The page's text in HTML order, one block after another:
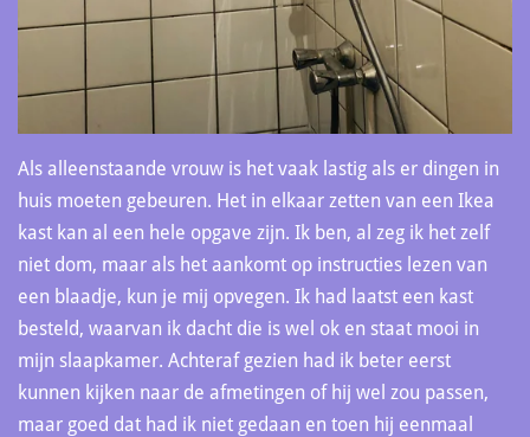
Als alleenstaande vrouw is het vaak lastig als er dingen in
huis moeten gebeuren. Het in elkaar zetten van een Ikea
kast kan al een hele opgave zijn. Ik ben, al zeg ik het zelf
niet dom, maar als het aankomt op instructies lezen van
een blaadje, kun je mij opvegen. Ik had laatst een kast
besteld, waarvan ik dacht die is wel ok en staat mooi in
mijn slaapkamer. Achteraf gezien had ik beter eerst
kunnen kijken naar de afmetingen of hij wel zou passen,
maar goed dat had ik niet gedaan en toen hij eenmaal